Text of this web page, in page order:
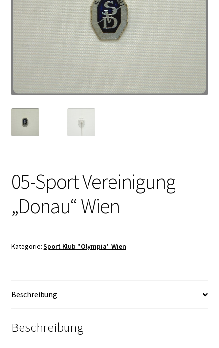
05-Sport Vereinigung
„Donau“ Wien
Kategorie: Sport Klub "Olympia" Wien
Beschreibung
Beschreibung